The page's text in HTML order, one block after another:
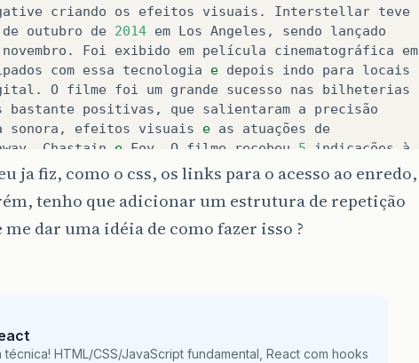
criando os efeitos visuais . Interstellar teve
de outubro de 2014 em Los Angeles , sendo
lançado
novembro . Foi exibido em película cinematográfica
em
com essa tecnologia e depois indo para
locais
. O filme foi um grande sucesso nas
bilheterias
bastante positivas , que salientaram a
precisão
sonora , efeitos visuais e as atuações
de
Chastain e Foy O filme recebeu 5 indicações
à
Awards ), nas
Melhores
Melhor Trilha Sonora, Edição
Direção de Arte, tendo vencido na categoria de
na cerimônia de entrega do Oscar
ja fiz, como o css, os links para o acesso ao enredo,
tenho que adicionar um estrutura de repetição
dar uma idéia de como fazer isso ?
HTML/CSS/JavaScript fundamental, React com hooks